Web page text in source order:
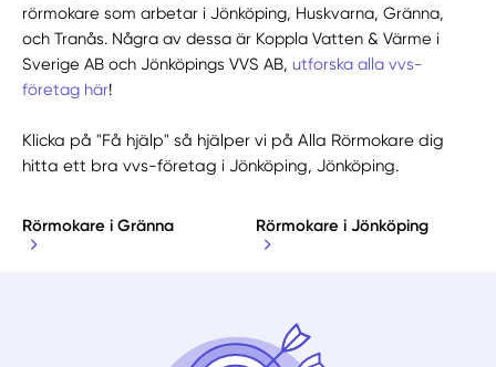
rörmokare som arbetar i Jönköping, Huskvarna, Gränna,
och Tranås. Några av dessa är Koppla Vatten & Värme i
Sverige AB och Jönköpings VVS AB,utforska alla vvs-
företag här!
Klicka på "Få hjälp" så hjälper vi på Alla Rörmokare dig
hitta ett bra vvs-företag i Jönköping, Jönköping.
Rörmokare i Gränna Rörmokare i Jönköping